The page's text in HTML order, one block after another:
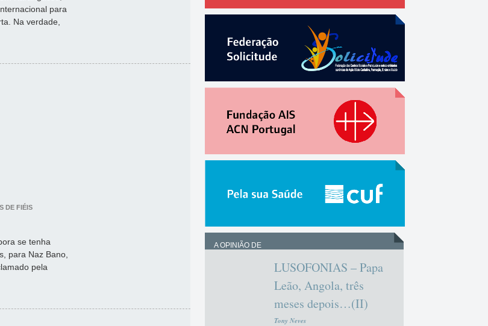
para
Na verdade,
DE FIÉIS
se tenha
para Naz Bano,
pela
A OPINIÃO DE
LUSOFONIAS – Papa
Leão, Angola, três
meses depois…(II)
Tony Neves